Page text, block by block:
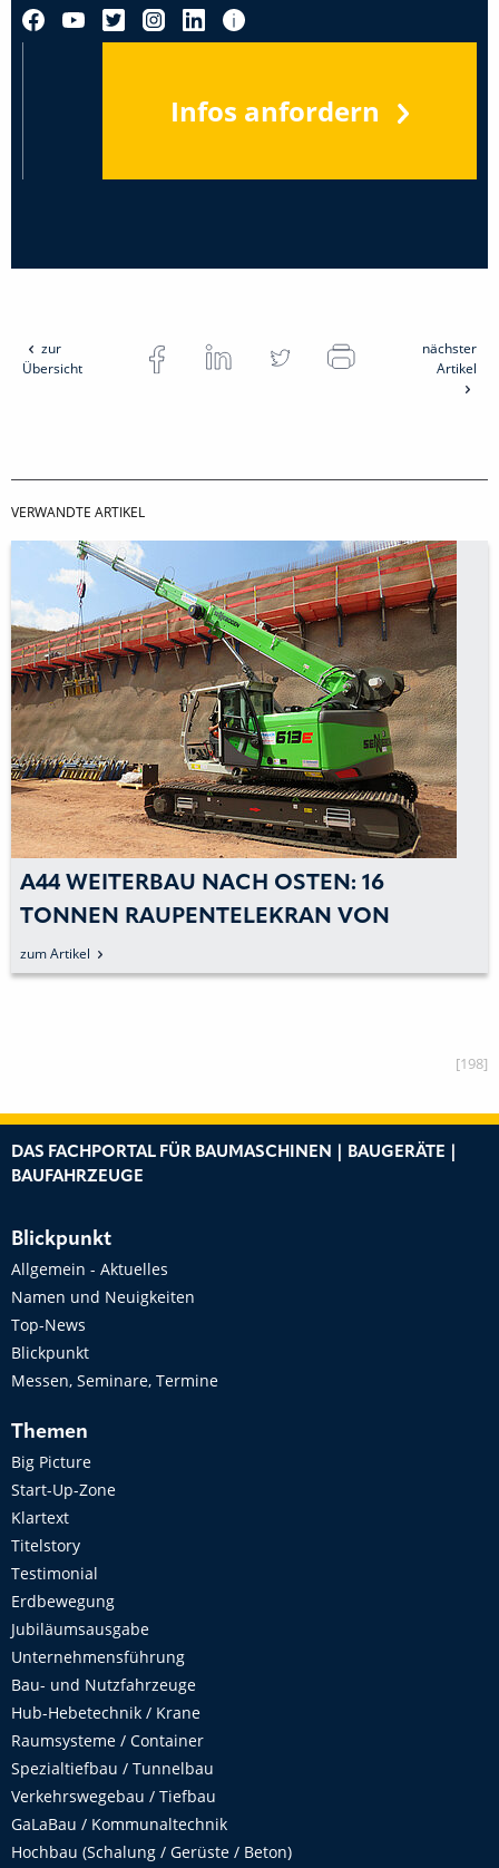
Infos anfordern
zur
Übersicht
nächster
Artikel
VERWANDTE ARTIKEL
A44 WEITERBAU NACH OSTEN: 16
TONNEN RAUPENTELEKRAN VON
SENNEBOGEN UNTERSTÜTZT IM 3.
BAUABSCHNITT
zum Artikel
[198]
DAS FACHPORTAL FÜR BAUMASCHINEN | BAUGERÄTE |
BAUFAHRZEUGE
Blickpunkt
Allgemein - Aktuelles
Namen und Neuigkeiten
Top-News
Blickpunkt
Messen, Seminare, Termine
Themen
Big Picture
Start-Up-Zone
Klartext
Titelstory
Testimonial
Erdbewegung
Jubiläumsausgabe
Unternehmensführung
Bau- und Nutzfahrzeuge
Hub-Hebetechnik / Krane
Raumsysteme / Container
Spezialtiefbau / Tunnelbau
Verkehrswegebau / Tiefbau
GaLaBau / Kommunaltechnik
Hochbau (Schalung / Gerüste / Beton)